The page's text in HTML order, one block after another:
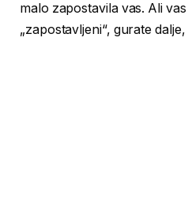
malo zapostavila vas. Ali
„zapostavljeni“, gurate